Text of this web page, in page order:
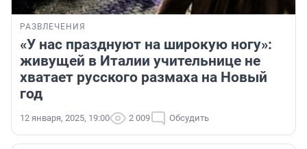
РАЗВЛЕЧЕНИЯ
«У нас празднуют на широкую ногу»:
живущей в Италии учительнице не
хватает русского размаха на Новый
год
12 января, 2025, 19:00 2 009 Обсудить